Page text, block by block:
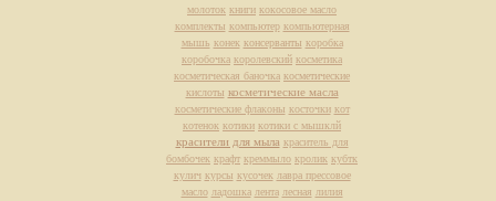
молоток книги кокосовое масло
комплекты компьютер компьютерная
мышь конек консерванты коробка
коробочка королевский косметика
косметическая баночка косметические
кислоты косметические масла
косметические флаконы косточки кот
котенок котики котики с мышклй
красители для мыла краситель для
бомбочек крафт креммыло кролик кубтк
кулич курсы кусочек лавра прессовое
масло ладошка лента лесная лилия